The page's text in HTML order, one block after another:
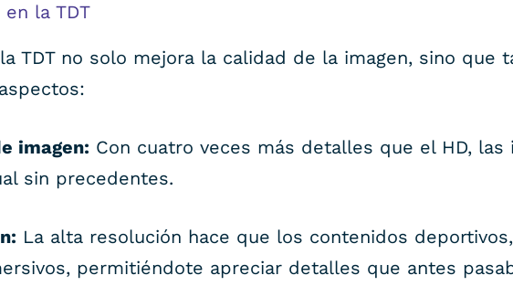
la TDT
TDT no solo mejora la calidad de la imagen, sino que
imagen: Con cuatro veces más detalles que el HD,
sin precedentes.
La alta resolución hace que los contenidos
permitiéndote apreciar detalles que antes